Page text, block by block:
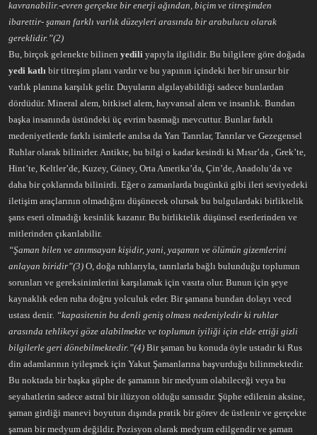
kavranabilir.-evren gerçekte bir enerji ağından, biçim ve titreşimden
ibarettir- şaman farklı varlık düzeyleri arasında bir arabulucu olarak
gereklidir.”(2)
Bu, birçok gelenekte bilinen yedili yapıyla ilgilidir. Bu bilgilere göre doğada
yedi katlı bir titreşim planı vardır ve bu yapının içindeki her bir unsur bir
varlık planına karşılık gelir. Duyuların algılayabildiği sadece bunlardan
dördüdür. Mineral alem, bitkisel alem, hayvansal alem ve insanlık. Bundan
başka insanında üstündeki üç evrim basmağı mevcuttur. Bunlar farklı
medeniyetlerde farklı isimlerle anılsa da Yarı Tanrılar, Tanrılar ve Gezegensel
Ruhlar olarak bilinirler. Antikte, bu bilgi o kadar kesindi ki Mısır’da , Grek’te,
Hint’te, Keltler’de, Kuzey, Güney, Orta Amerika’da, Çin’de, Anadolu’da ve
daha bir çoklarında bilinirdi. Eğer o zamanlarda bugünkü gibi ileri seviyedeki
iletişim araçlarının olmadığını düşünecek olursak bu bulgulardaki birliktelik
şans eseri olmadığı kesinlik kazanır. Bu birliktelik düşünsel eserlerinden ve
mitlerinden çıkarılabilir.
“Şaman bilen ve anımsayan kişidir, yani, yaşamın ve ölümün gizemlerini
anlayan biridir”(3) O, doğa ruhlarıyla, tanrılarla bağlı bulunduğu toplumun
sorunları ve gereksinimlerini karşılamak için vasıta olur. Bunun için şeye
kaynaklık eden ruha doğru yolculuk eder. Bir şamana bundan dolayı vecd
ustası denir. “kapasitenin bu denli geniş olması nedeniyledir ki ruhlar
arasında tehlikeyi göze alabilmekte ve toplumun iyiliği için elde ettiği gizli
bilgilerle geri dönebilmektedir.”(4) Bir şaman bu konuda öyle ustadır ki Rus
din adamlarının iyileşmek için Yakut Şamanlarına başvurduğu bilinmektedir.
Bu noktada bir başka şüphe de şamanın bir medyum olabileceği veya bu
seyahatlerin sadece astral bir ilüzyon olduğu sanısıdır. Şüphe edilenin aksine,
şaman girdiği manevi boyutun dışında pratik bir görev de üstlenir ve gerçekte
şaman bir medyum değildir. Pozisyon olarak medyum edilgendir ve şaman